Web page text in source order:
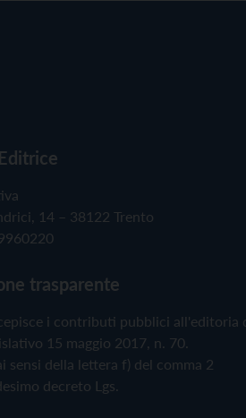
14 – 38122 Trento
trasparente
i contributi pubblici all'editoria
15 maggio 2017, n. 70.
sensi della lettera f) del comma 2
decreto Lgs.